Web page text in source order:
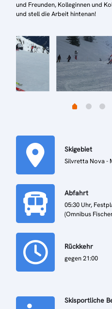
und Freunden, Kolleginnen und
und stell die Arbeit hintenan!
Skigebiet
Silvretta Nova -
Abfahrt
05:30 Uhr,
(Omnibus
Rückkehr
gegen 21:00
Skisportliche